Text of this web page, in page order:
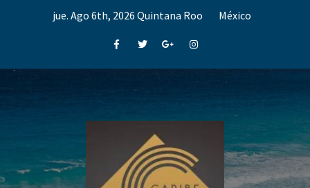
jue. Ago 6th, 2026 Quintana Roo México
FacebookTwitterGoogle+Instagram